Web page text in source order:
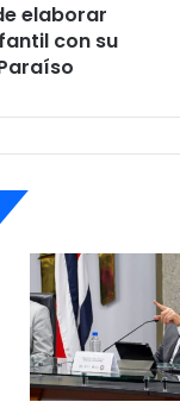
elaborar
con su